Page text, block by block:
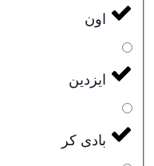
اون
ایزدین
بادی کر